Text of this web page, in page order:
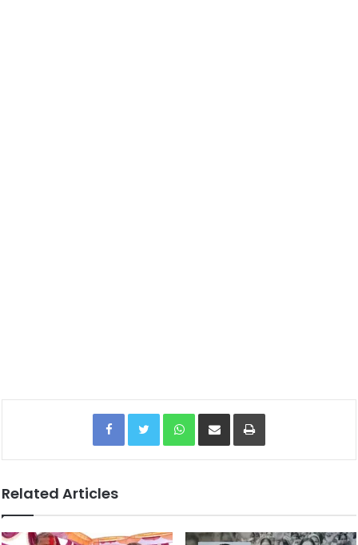
Facebook Twitter WhatsApp
Related Articles